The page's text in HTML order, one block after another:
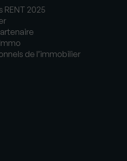
2025
de l’immobilier